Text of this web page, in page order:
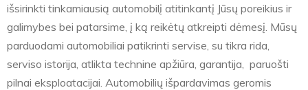
išsirinkti tinkamiausią automobilį atitinkantį Jūsų poreikius ir
galimybes bei patarsime, į ką reikėtų atkreipti dėmesį. Mūsų
parduodami automobiliai patikrinti servise, su tikra rida,
serviso istorija, atlikta technine apžiūra, garantija, paruošti
pilnai eksploatacijai. Automobilių išpardavimas geromis